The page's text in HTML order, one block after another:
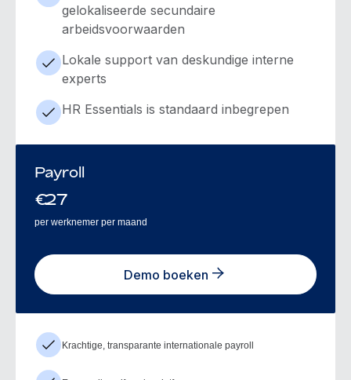
gelokaliseerde secundaire
arbeidsvoorwaarden
Lokale support van deskundige interne
experts
HR Essentials is standaard inbegrepen
Payroll
€27
per werknemer per maand
Demo boeken
Krachtige, transparante internationale payroll